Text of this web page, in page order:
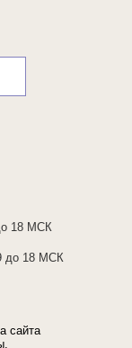
18 МСК
до 18 МСК
сайта